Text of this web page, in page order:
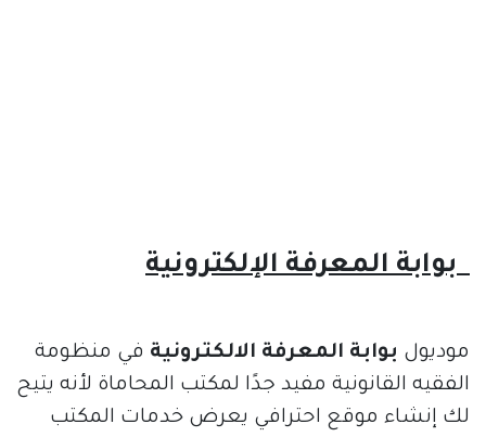
بوابة المعرفة الإلكترونية
موديول بوابة المعرفة الالكترونية في منظومة
الفقيه القانونية مفيد جدًا لمكتب المحاماة لأنه يتيح
لك إنشاء موقع احترافي يعرض خدمات المكتب